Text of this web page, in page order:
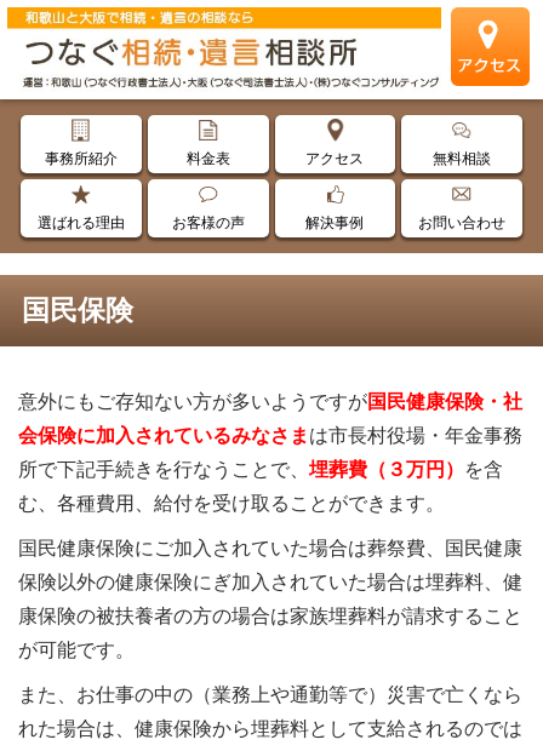
事務所紹介 料金表 アクセス 無料相談
選ばれる理由 お客様の声 解決事例 お問い合わせ
国民保険
意外にもご存知ない方が多いようですが国民健康保険・社
会保険に加入されているみなさま は市長村役場・年金事務
所で下記手続きを行なうことで、 埋葬費（３万円）
を含
む、各種費用、給付を受け取ることができます。
国民健康保険にご加入されていた場合は葬祭費、国民健康
保険以外の健康保険にぎ加入されていた場合は埋葬料、健
康保険の被扶養者の方の場合は家族埋葬料が請求すること
が可能です。
また、お仕事の中の（業務上や通勤等で）災害で亡くなら
れた場合は、健康保険から埋葬料として支給されるのでは